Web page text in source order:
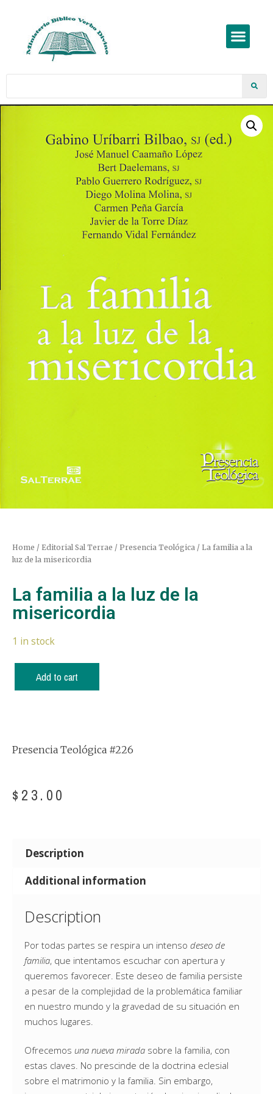
Home / Editorial Sal Terrae / Presencia Teológica / La familia a la
luz de la misericordia
La familia a la luz de la
misericordia
1 in stock
Add to cart
Presencia Teológica #226
$ 23.00
Description
Additional information
Description
Por todas partes se respira un intenso deseo de
familia, que intentamos escuchar con apertura y
queremos favorecer. Este deseo de familia persiste
a pesar de la complejidad de la problemática familiar
en nuestro mundo y la gravedad de su situación en
muchos lugares.
Ofrecemos una nueva mirada sobre la familia, con
estas claves. No prescinde de la doctrina eclesial
sobre el matrimonio y la familia. Sin embargo,